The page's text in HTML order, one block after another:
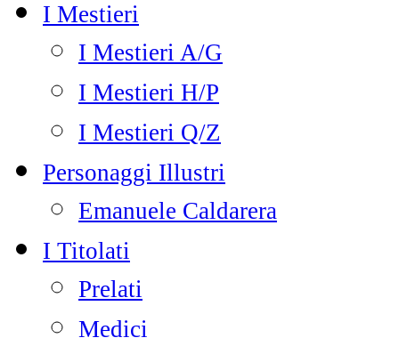
I Mestieri
I Mestieri A/G
I Mestieri H/P
I Mestieri Q/Z
Personaggi Illustri
Emanuele Caldarera
I Titolati
Prelati
Medici